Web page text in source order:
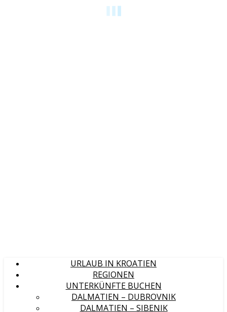
URLAUB IN KROATIEN
REGIONEN
UNTERKÜNFTE BUCHEN
DALMATIEN – DUBROVNIK
DALMATIEN – SIBENIK